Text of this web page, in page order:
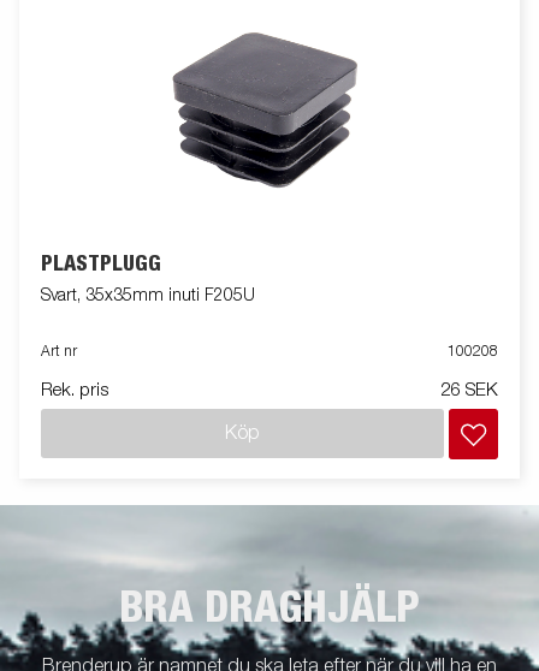
PLASTPLUGG
Svart, 35x35mm inuti F205U
Art nr 100208
Rek. pris 26 SEK
Köp
BRA DRAGHJÄLP
Brenderup är namnet du ska leta efter när du vill ha en